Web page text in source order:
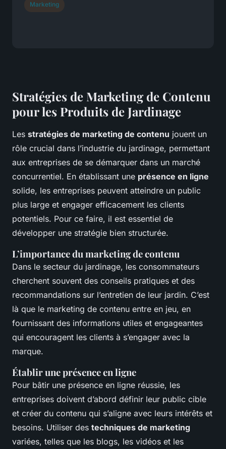
Stratégies de Marketing de Contenu
pour les Produits de Jardinage
Les stratégies de marketing de contenu jouent un
rôle crucial dans l’industrie du jardinage, permettant
aux entreprises de se démarquer dans un marché
concurrentiel. En établissant une présence en ligne
solide, les entreprises peuvent atteindre un public
plus large et engager efficacement les clients
potentiels. Pour ce faire, il est essentiel de
développer une stratégie bien structurée.
L’importance du marketing de contenu
Dans le secteur du jardinage, les consommateurs
cherchent souvent des conseils pratiques et des
recommandations sur l’entretien de leur jardin. C’est
là que le marketing de contenu entre en jeu, en
fournissant des informations utiles et engageantes
qui encouragent les clients à s’engager avec la
marque.
Établir une présence en ligne
Pour bâtir une présence en ligne réussie, les
entreprises doivent d’abord définir leur public cible
et créer du contenu qui s’aligne avec leurs intérêts et
besoins. Utiliser des techniques de marketing
variées, telles que les blogs, les vidéos et les
Marketing